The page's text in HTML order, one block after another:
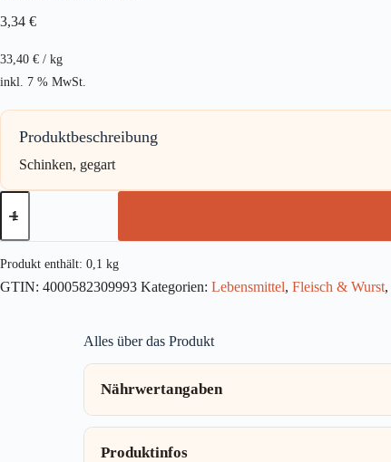
3,34 €
33,40 € / kg
inkl. 7 % MwSt.
Produktbeschreibung
Schinken, gegart
Herta
Saftschinken
Menge
Produkt enthält: 0,1 kg
GTIN: 4000582309993 Kategorien: Lebensmittel, Fleisch & Wurst,
Alles über das Produkt
Nährwertangaben
Produktinfos